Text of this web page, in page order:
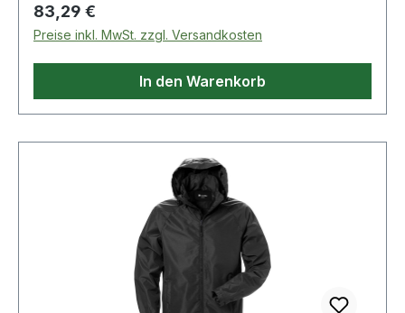
Regulärer Preis:
83,29 €
Preise inkl. MwSt. zzgl. Versandkosten
In den Warenkorb